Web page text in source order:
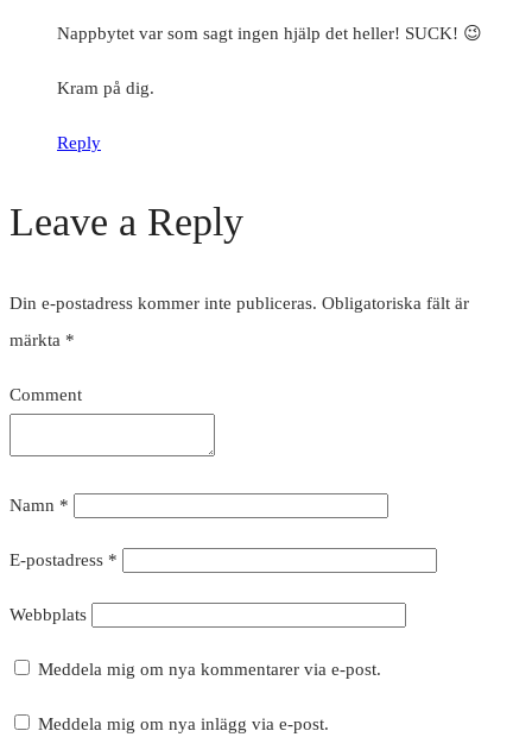
Nappbytet var som sagt ingen hjälp det heller! SUCK! 😉
Kram på dig.
Reply
Leave a Reply
Din e-postadress kommer inte publiceras. Obligatoriska fält är
märkta *
Comment
Namn *
E-postadress *
Webbplats
Meddela mig om nya kommentarer via e-post.
Meddela mig om nya inlägg via e-post.